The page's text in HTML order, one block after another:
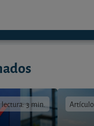
3 min. Artículo